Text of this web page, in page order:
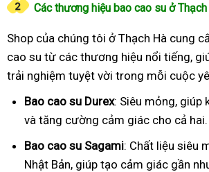
Các thương hiệu bao cao su ở Thạch
Shop của chúng tôi ở Thạch Hà cung
cao su từ các thương hiệu nổi tiếng,
trải nghiệm tuyệt vời trong mỗi cuộc
Bao cao su Durex: Siêu mỏng, giúp
và tăng cường cảm giác cho cả hai.
Bao cao su Sagami: Chất liệu siêu
Nhật Bản, giúp tạo cảm giác gần